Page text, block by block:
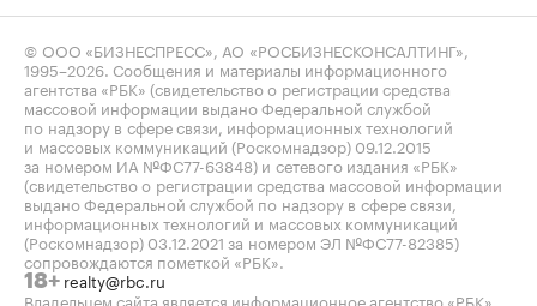
© ООО «БИЗНЕСПРЕСС», АО «РОСБИЗНЕСКОНСАЛТИНГ»,
1995–2026 . Сообщения и материалы информационного
агентства «РБК» (свидетельство о регистрации средства
массовой информации выдано Федеральной службой
по надзору в сфере связи, информационных технологий
и массовых коммуникаций (Роскомнадзор) 09.12.2015
за номером ИА №ФС77-63848) и сетевого издания «РБК»
(свидетельство о регистрации средства массовой информации
выдано Федеральной службой по надзору в сфере связи,
информационных технологий и массовых коммуникаций
(Роскомнадзор) 03.12.2021 за номером ЭЛ №ФС77-82385)
сопровождаются пометкой «РБК».
18+ realty@rbc.ru
Владельцем сайта является информационное агентство «РБК».